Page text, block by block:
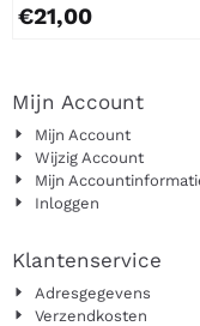
€21,00
Mijn Account
Mijn Account
Wijzig Account
Mijn
Inloggen
Klantenservice
Adresgegevens
Verzendkosten